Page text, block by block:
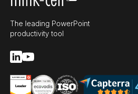
The leading PowerPoint
productivity tool